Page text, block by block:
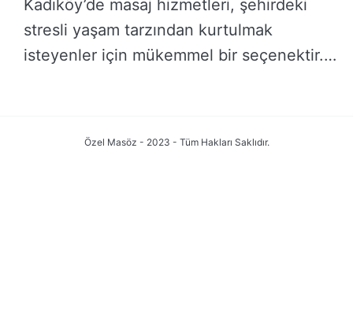
Kadıköy’de masaj hizmetleri, şehirdeki
stresli yaşam tarzından kurtulmak
isteyenler için mükemmel bir seçenektir.
Özel Masöz - 2023 - Tüm Hakları Saklıdır.